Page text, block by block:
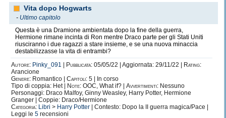
Vita dopo Hogwarts
- Ultimo capitolo
Questa è una Dramione ambientata dopo la fine della guerra,
Hermione rimane incinta di Ron mentre Draco parte per gli Stati Uniti
riusciranno i due ragazzi a stare insieme, e se una nuova minaccia
destabilizzasse la vita di entrambi?
Autore: Pinky_091 Pubblicata: 05/05/22 | Aggiornata: 29/11/22 |
Rating:
Arancione
Genere: Romantico | Capitoli: 5 | In corso
Tipo di coppia: Het |
Note: OOC, What if? | Avvertimenti: Nessuno
Personaggi: Draco Malfoy, Ginny Weasley, Harry Potter, Hermione
Granger | Coppie: Draco/Hermione
Categoria: Libri > Harry Potter | Contesto: Dopo la II guerra magica/Pace |
Leggi le 5 recensioni